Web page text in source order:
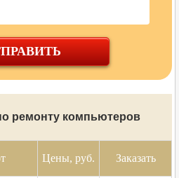
ремонту компьютеров
Цены, руб. Заказать